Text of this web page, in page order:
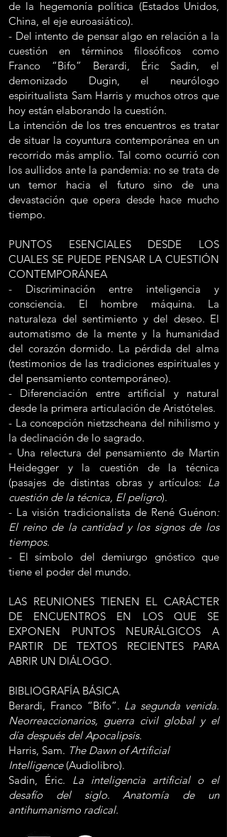
de la hegemonía política (Estados Unidos,
China, el eje euroasiático).
- Del intento de pensar algo en relación a la
cuestión en términos filosóficos como
Franco “Bifo” Berardi, Éric Sadin, el
demonizado Dugin, el neurólogo
espiritualista Sam Harris y muchos otros que
hoy están elaborando la cuestión.
La intención de los tres encuentros es tratar
de situar la coyuntura contemporánea en un
recorrido más amplio. Tal como ocurrió con
los aullidos ante la pandemia: no se trata de
un temor hacia el futuro sino de una
devastación que opera desde hace mucho
tiempo.
PUNTOS ESENCIALES DESDE LOS
CUALES SE PUEDE PENSAR LA CUESTIÓN
CONTEMPORÁNEA
- Discriminación entre inteligencia y
consciencia. El hombre máquina. La
naturaleza del sentimiento y del deseo. El
automatismo de la mente y la humanidad
del corazón dormido. La pérdida del alma
(testimonios de las tradiciones espirituales y
del pensamiento contemporáneo).
- Diferenciación entre artificial y natural
desde la primera articulación de Aristóteles.
- La concepción nietzscheana del nihilismo y
la declinación de lo sagrado.
- Una relectura del pensamiento de Martin
Heidegger y la cuestión de la técnica
(pasajes de distintas obras y artículos: La
cuestión de la técnica, El peligro).
- La visión tradicionalista de René Guénon:
El reino de la cantidad y los signos de los
tiempos.
- El símbolo del demiurgo gnóstico que
tiene el poder del mundo.
LAS REUNIONES TIENEN EL CARÁCTER
DE ENCUENTROS EN LOS QUE SE
EXPONEN PUNTOS NEURÁLGICOS A
PARTIR DE TEXTOS RECIENTES PARA
ABRIR UN DIÁLOGO.
BIBLIOGRAFÍA BÁSICA
Berardi, Franco “Bifo”. La segunda venida.
Neorreaccionarios, guerra civil global y el
día después del Apocalipsis.
Harris, Sam. The Dawn of Artificial
Intelligence(Audiolibro).
Sadin, Éric. La inteligencia artificial o el
desafío del siglo. Anatomía de un
antihumanismo radical.